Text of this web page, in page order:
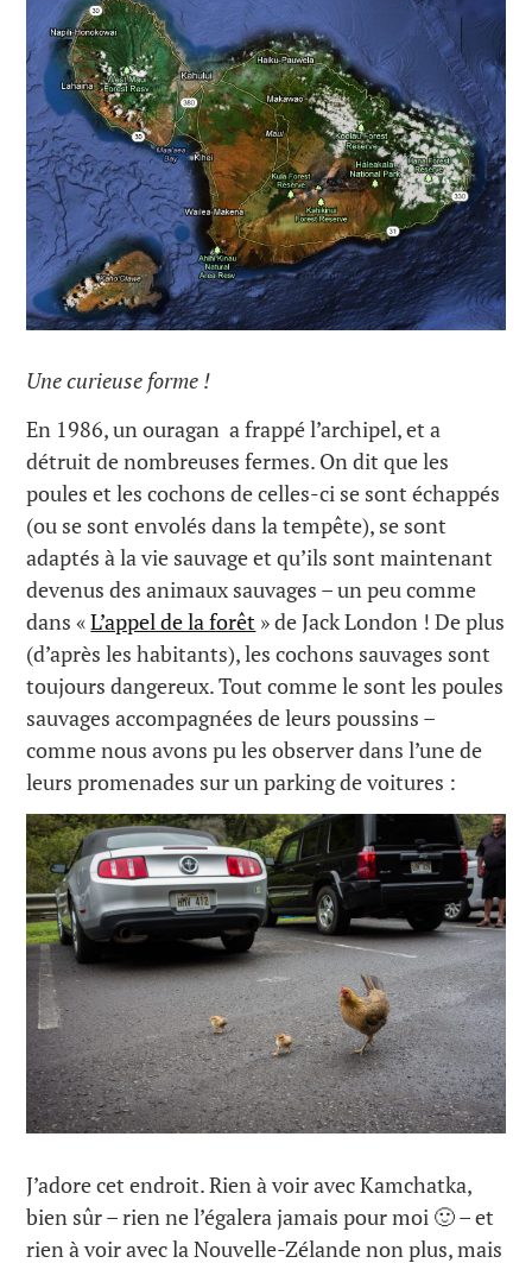
Une curieuse forme !
En 1986, un ouragan a frappé l’archipel, et a
détruit de nombreuses fermes. On dit que les
poules et les cochons de celles-ci se sont échappés
(ou se sont envolés dans la tempête), se sont
adaptés à la vie sauvage et qu’ils sont maintenant
devenus des animaux sauvages – un peu comme
dans «L’appel de la forêt » de Jack London ! De plus
(d’après les habitants), les cochons sauvages sont
toujours dangereux. Tout comme le sont les poules
sauvages accompagnées de leurs poussins –
comme nous avons pu les observer dans l’une de
leurs promenades sur un parking de voitures :
J’adore cet endroit. Rien à voir avec Kamchatka,
bien sûr – rien ne l’égalera jamais pour moi 🙂 – et
rien à voir avec la Nouvelle-Zélande non plus, mais